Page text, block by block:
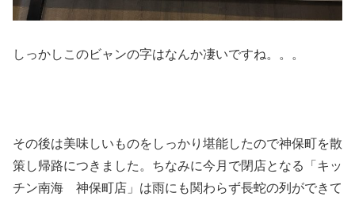
しっかしこのビャンの字はなんか凄いですね。。。
その後は美味しいものをしっかり堪能したので神保町を散
策し帰路につきました。ちなみに今月で閉店となる「キッ
チン南海 神保町店」は雨にも関わらず長蛇の列ができて